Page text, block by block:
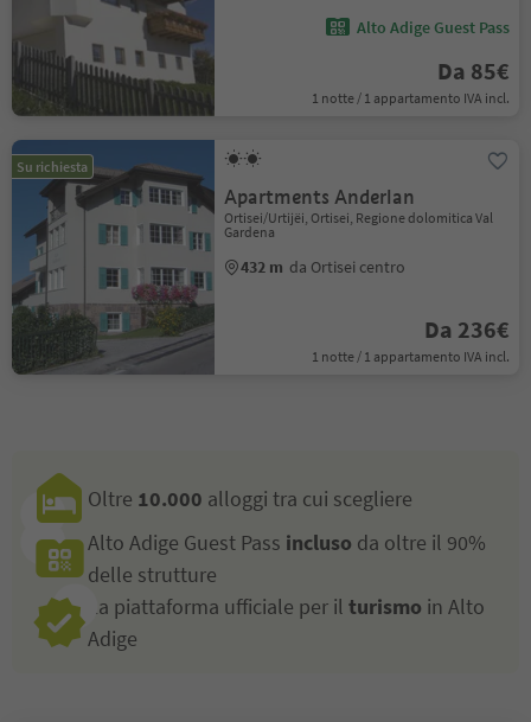
Alto Adige Guest Pass
Da 85€
1 notte / 1 appartamento IVA incl.
Su richiesta
Apartments Anderlan
Ortisei/Urtijëi, Ortisei, Regione dolomitica Val
Gardena
432 m da Ortisei centro
Da 236€
1 notte / 1 appartamento IVA incl.
Oltre 10.000 alloggi tra cui scegliere
Alto Adige Guest Pass incluso da oltre il 90%
delle strutture
La piattaforma ufficiale per il turismo in Alto
Adige